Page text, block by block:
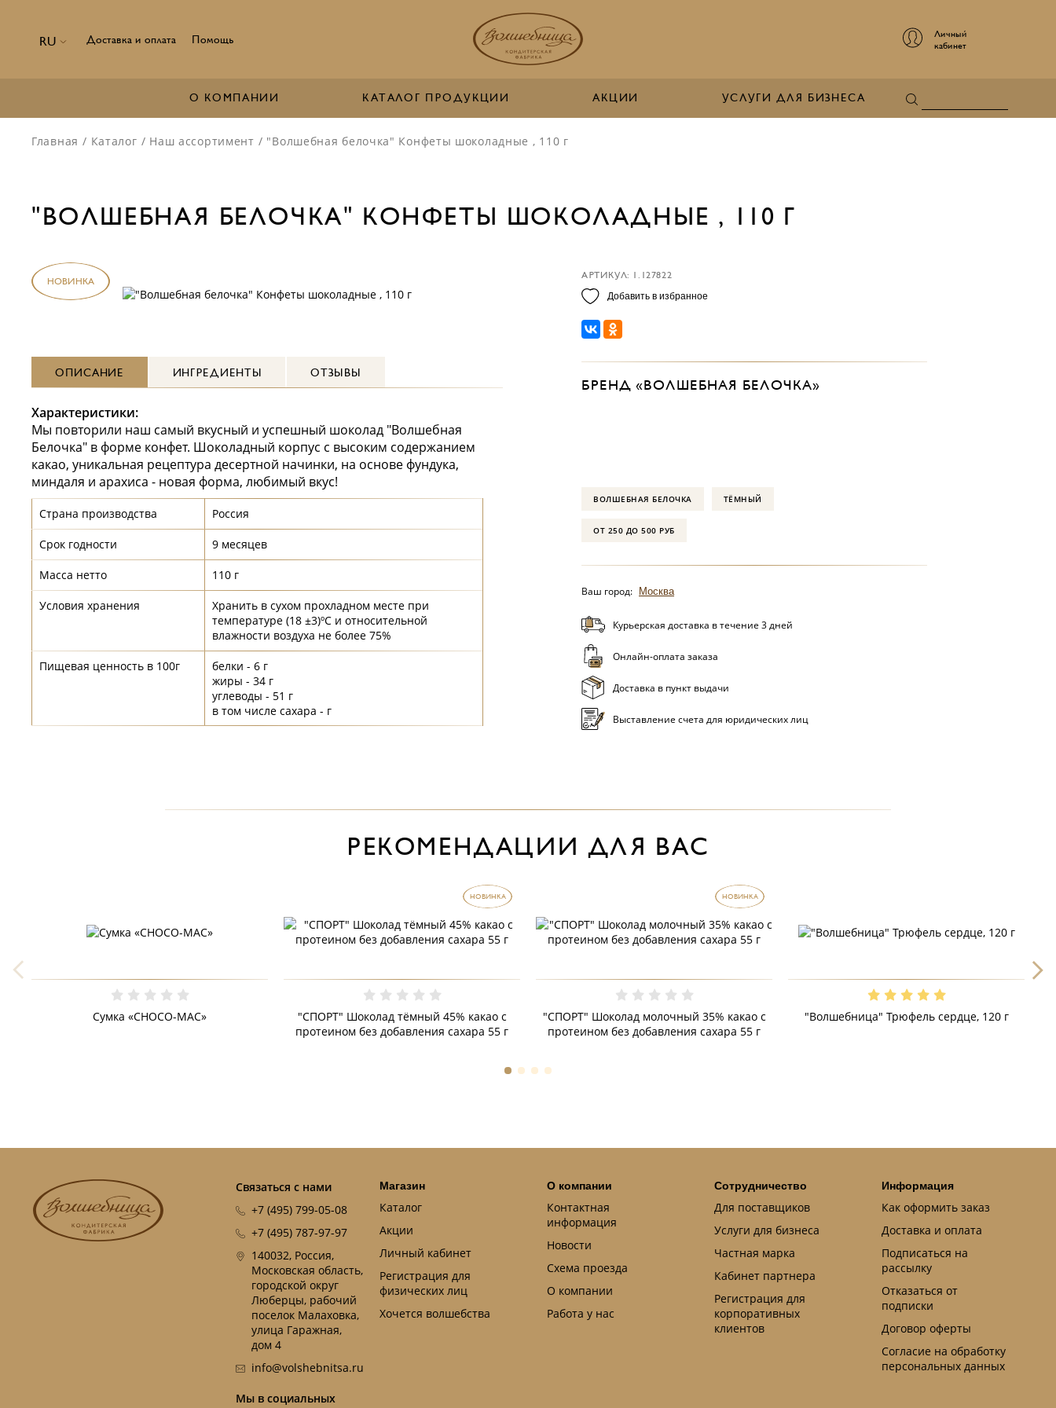
RU Доставка и оплата Помощь
Личный
кабинет
О КОМПАНИИ КАТАЛОГ ПРОДУКЦИИ АКЦИИ УСЛУГИ ДЛЯ БИЗНЕСА
Главная / Каталог / Наш ассортимент / "Волшебная белочка" Конфеты шоколадные , 110 г
"ВОЛШЕБНАЯ БЕЛОЧКА" КОНФЕТЫ ШОКОЛАДНЫЕ , 110 Г
НОВИНКА
ОПИСАНИЕ ИНГРЕДИЕНТЫ ОТЗЫВЫ
Характеристики:
Мы повторили наш самый вкусный и успешный шоколад "Волшебная
Белочка" в форме конфет. Шоколадный корпус с высоким содержанием
какао, уникальная рецептура десертной начинки, на основе фундука,
миндаля и арахиса - новая форма, любимый вкус!
Страна производства Россия
Срок годности 9 месяцев
Масса нетто 110 г
Условия хранения
Хранить в сухом прохладном месте при
температуре (18 ±3)ºС и относительной
влажности воздуха не более 75%
Пищевая ценность в 100г
белки - 6 г
жиры - 34 г
углеводы - 51 г
в том числе сахара - г
АРТИКУЛ: 1.127822
Добавить в избранное
БРЕНД «ВОЛШЕБНАЯ БЕЛОЧКА»
ВОЛШЕБНАЯ БЕЛОЧКА ТЁМНЫЙ
ОТ 250 ДО 500 РУБ
Ваш город: Москва
Курьерская доставка в течение 3 дней
Онлайн-оплата заказа
Доставка в пункт выдачи
Выставление счета для юридических лиц
РЕКОМЕНДАЦИИ ДЛЯ ВАС
Сумка «CHOCO-MAC»
НОВИНКА
"СПОРТ" Шоколад тёмный 45% какао с
протеином без добавления сахара 55 г
НОВИНКА
"СПОРТ" Шоколад молочный 35% какао с
протеином без добавления сахара 55 г
"Волшебница" Трюфель сердце, 120 г
Связаться с нами
+7 (495) 799-05-08
+7 (495) 787-97-97
140032, Россия,
Московская область,
городской округ
Люберцы, рабочий
поселок Малаховка,
улица Гаражная,
дом 4
info@volshebnitsa.ru
Мы в социальных
Магазин
Каталог
Акции
Личный кабинет
Регистрация для
физических лиц
Хочется волшебства
О компании
Контактная
информация
Новости
Схема проезда
О компании
Работа у нас
Сотрудничество
Для поставщиков
Услуги для бизнеса
Частная марка
Кабинет партнера
Регистрация для
корпоративных
клиентов
Информация
Как оформить заказ
Доставка и оплата
Подписаться на
рассылку
Отказаться от
подписки
Договор оферты
Согласие на обработку
персональных данных